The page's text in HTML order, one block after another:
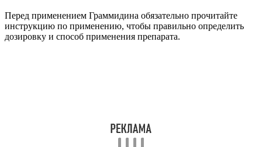
Перед применением Граммидина обязательно прочитайте
инструкцию по применению, чтобы правильно определить
дозировку и способ применения препарата.